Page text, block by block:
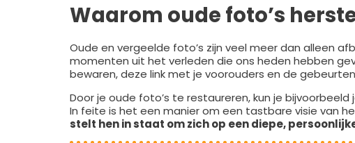
Waarom oude foto’s
Oude en vergeelde foto’s zijn veel meer dan alleen
momenten uit het verleden die ons heden hebben
bewaren, deze link met je voorouders en de
Door je oude foto’s te restaureren, kun je
In feite is het een manier om een tastbare visie van
stelt hen in staat om zich op een diepe,